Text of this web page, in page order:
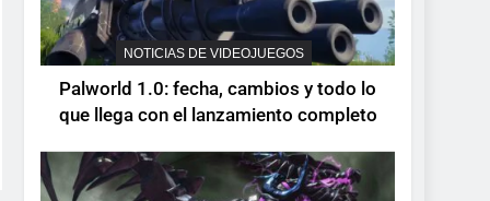
NOTICIAS DE VIDEOJUEGOS
Palworld 1.0: fecha, cambios y todo lo
que llega con el lanzamiento completo